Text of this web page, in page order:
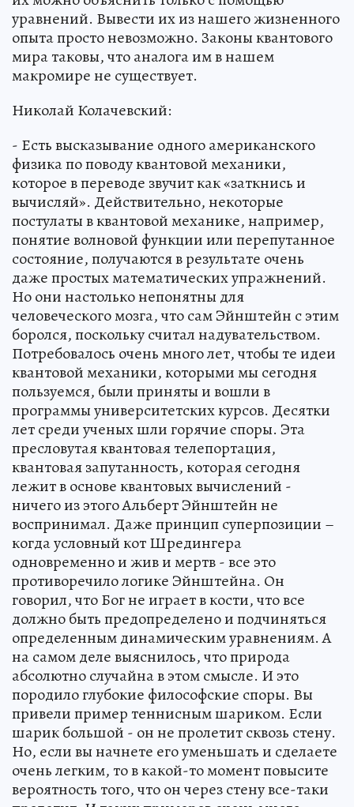
уравнений. Вывести их из нашего жизненного
опыта просто невозможно. Законы квантового
мира таковы, что аналога им в нашем
макромире не существует.
Николай Колачевский:
- Есть высказывание одного американского
физика по поводу квантовой механики,
которое в переводе звучит как «заткнись и
вычисляй». Действительно, некоторые
постулаты в квантовой механике, например,
понятие волновой функции или перепутанное
состояние, получаются в результате очень
даже простых математических упражнений.
Но они настолько непонятны для
человеческого мозга, что сам Эйнштейн с этим
боролся, поскольку считал надувательством.
Потребовалось очень много лет, чтобы те идеи
квантовой механики, которыми мы сегодня
пользуемся, были приняты и вошли в
программы университетских курсов. Десятки
лет среди ученых шли горячие споры. Эта
пресловутая квантовая телепортация,
квантовая запутанность, которая сегодня
лежит в основе квантовых вычислений -
ничего из этого Альберт Эйнштейн не
воспринимал. Даже принцип суперпозиции –
когда условный кот Шредингера
одновременно и жив и мертв - все это
противоречило логике Эйнштейна. Он
говорил, что Бог не играет в кости, что все
должно быть предопределено и подчиняться
определенным динамическим уравнениям. А
на самом деле выяснилось, что природа
абсолютно случайна в этом смысле. И это
породило глубокие философские споры. Вы
привели пример теннисным шариком. Если
шарик большой - он не пролетит сквозь стену.
Но, если вы начнете его уменьшать и сделаете
очень легким, то в какой-то момент повысите
вероятность того, что он через стену все-таки